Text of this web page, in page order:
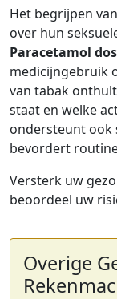
Het begrijpen
over hun
Paracetamol
medicijngebruik
van tabak
staat en welke
ondersteunt ook
bevordert
Versterk uw
beoordeel uw
Overige